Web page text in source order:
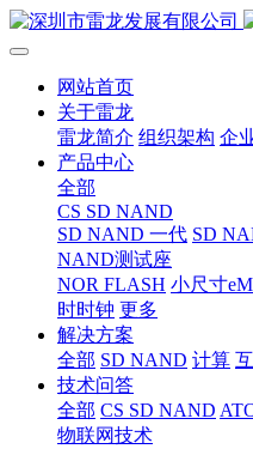
网站首页
关于雷龙
雷龙简介 组织架构 企
产品中心
全部
CS SD NAND
SD NAND 一代 SD
NAND测试座
NOR FLASH 小尺寸
时时钟 更多
解决方案
全部 SD NAND 计算
技术问答
全部 CS SD NAND
物联网技术